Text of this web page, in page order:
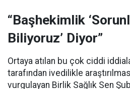
“Başhekimlik
Biliyoruz’ Diyor”
Ortaya atılan bu çok ciddi
tarafından ivedilikle
vurgulayan Birlik Sağlık Sen